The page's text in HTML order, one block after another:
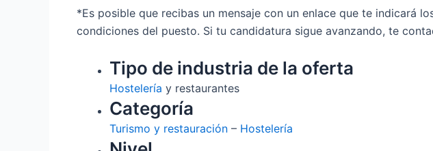
*Es posible que recibas un mensaje con un enlace que te indicará
condiciones del puesto. Si tu candidatura sigue avanzando, te
Tipo de industria de la oferta
Hostelería y restaurantes
Categoría
Turismo y restauración – Hostelería